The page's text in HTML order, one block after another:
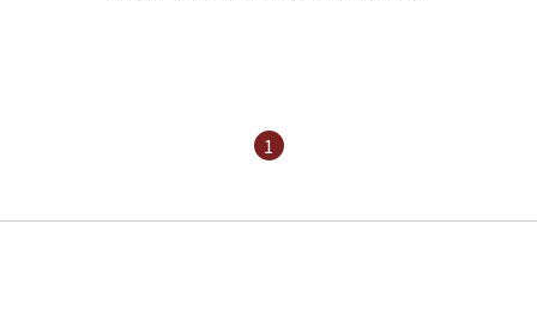
1